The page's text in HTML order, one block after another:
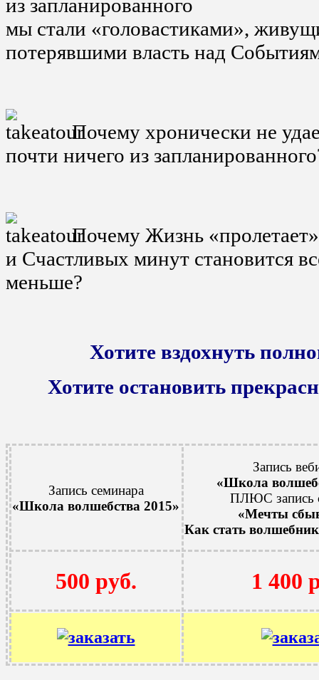
мы стали «головастиками»,
потерявшими власть над
Почему хронически не
почти ничего из
Почему Жизнь
и Счастливых минут становится
меньше?
Хотите вздохнуть
Хотите остановить
Запись семинара
«Школа волшебства 2015»
Запись
«Школа
ПЛЮС запись
«Мечты
Как стать
500 руб. 1 400